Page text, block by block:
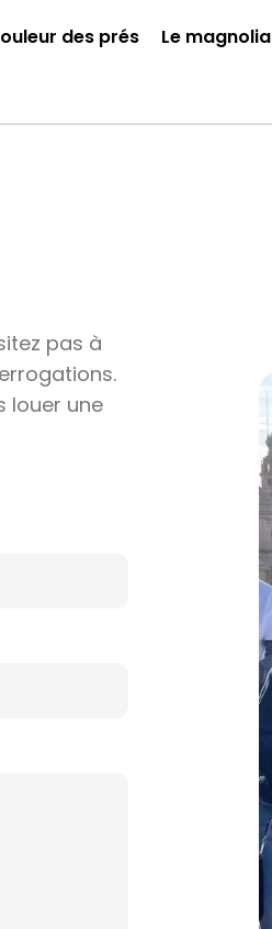
des prés Le magnolia
pas à
louer une